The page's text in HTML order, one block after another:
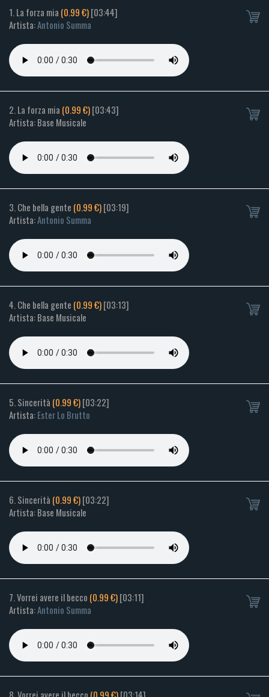
1. La forza mia (0.99 €)[03:44]
Artista:Antonio Summa
2. La forza mia (0.99 €)[03:43]
Artista: Base Musicale
3. Che bella gente (0.99 €)[03:19]
Artista:Antonio Summa
4. Che bella gente (0.99 €)[03:13]
Artista: Base Musicale
5. Sincerità (0.99 €)[03:22]
Artista:Ester Lo Brutto
6. Sincerità (0.99 €)[03:22]
Artista: Base Musicale
7. Vorrei avere il becco (0.99 €)[03:11]
Artista:Antonio Summa